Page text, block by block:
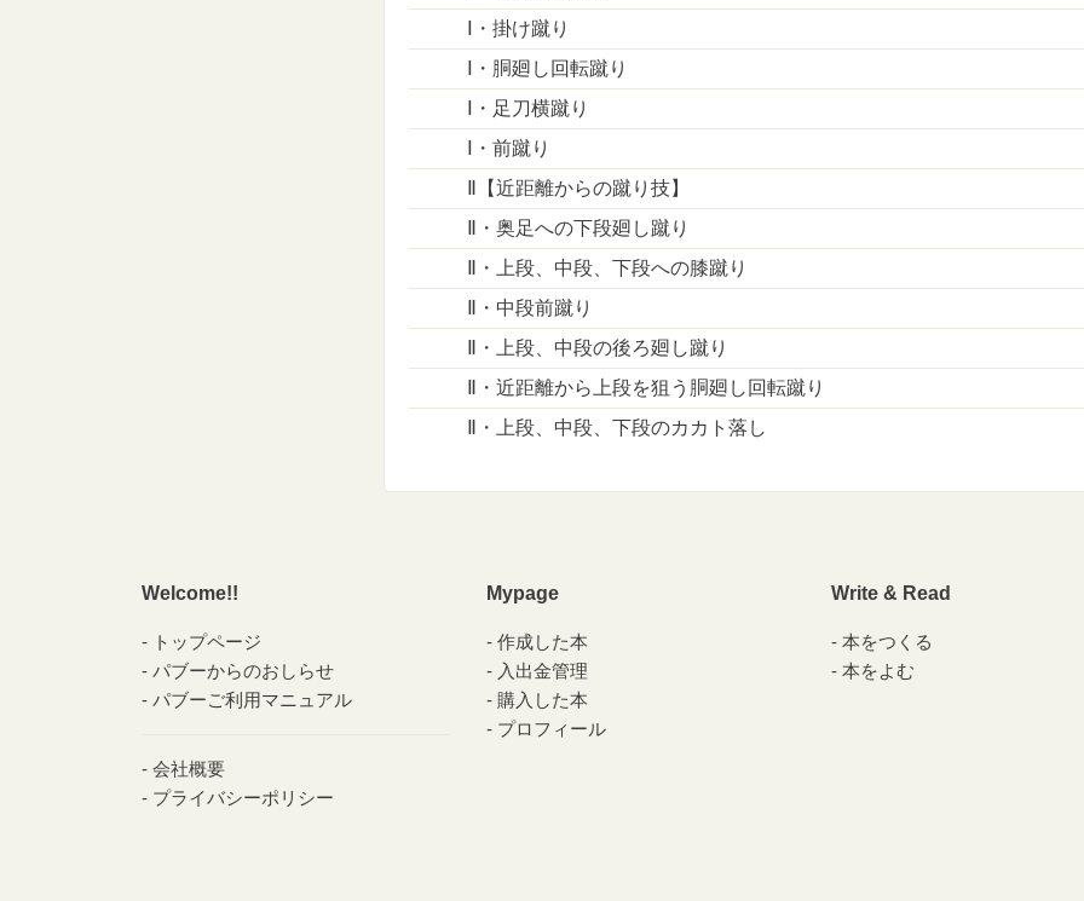
Ⅰ・掛け蹴り
Ⅰ・胴廻し回転蹴り
Ⅰ・足刀横蹴り
Ⅰ・前蹴り
Ⅱ【近距離からの蹴り技】
Ⅱ・奥足への下段廻し蹴り
Ⅱ・上段、中段、下段への膝蹴り
Ⅱ・中段前蹴り
Ⅱ・上段、中段の後ろ廻し蹴り
Ⅱ・近距離から上段を狙う胴廻し回転蹴り
Ⅱ・上段、中段、下段のカカト落し
Welcome!!
トップページ
パブーからのおしらせ
パブーご利用マニュアル
会社概要
プライバシーポリシー
Mypage
作成した本
入出金管理
購入した本
プロフィール
Write & Read
本をつくる
本をよむ